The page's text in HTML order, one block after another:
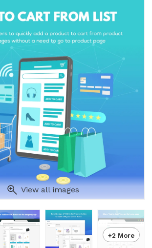
View all images
+2 More